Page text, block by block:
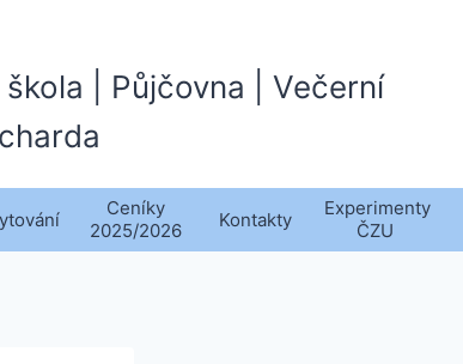
| Půjčovna | Večerní
Ceníky
2025/2026
Kontakty
Experimenty
ČZU